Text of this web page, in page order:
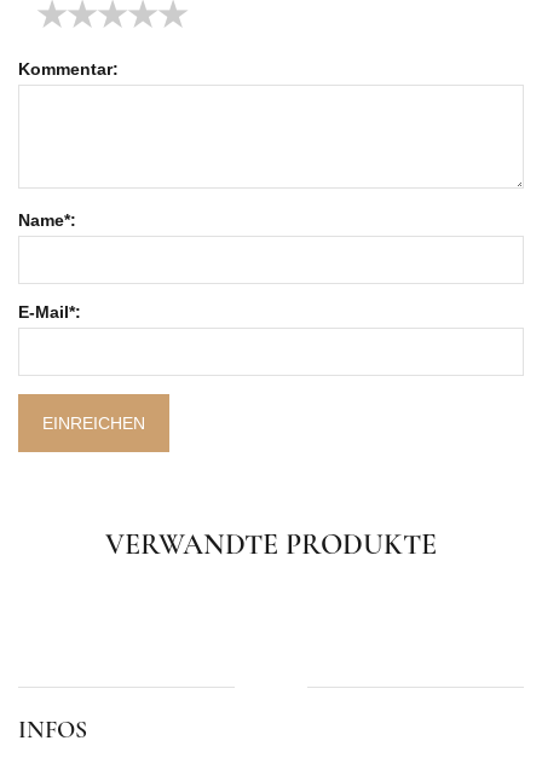
★
★
★
★
★
Kommentar:
Name*:
E-Mail*:
EINREICHEN
VERWANDTE PRODUKTE
INFOS